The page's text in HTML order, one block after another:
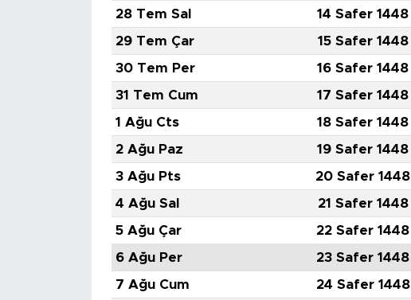
28 Tem Sal
14 Safer 1448
29 Tem Çar
15 Safer 1448
30 Tem Per
16 Safer 1448
31 Tem Cum
17 Safer 1448
1 Ağu Cts
18 Safer 1448
2 Ağu Paz
19 Safer 1448
3 Ağu Pts
20 Safer 1448
4 Ağu Sal
21 Safer 1448
5 Ağu Çar
22 Safer 1448
6 Ağu Per
23 Safer 1448
7 Ağu Cum
24 Safer 1448